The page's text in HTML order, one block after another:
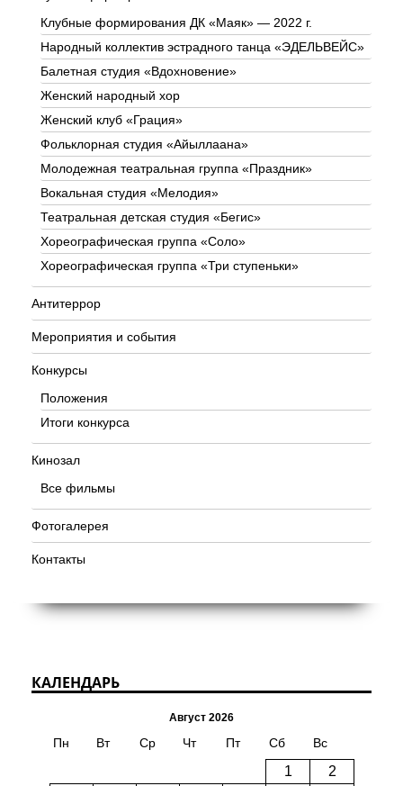
Клубные формирования ДК «Маяк» — 2022 г.
Народный коллектив эстрадного танца «ЭДЕЛЬВЕЙС»
Балетная студия «Вдохновение»
Женский народный хор
Женский клуб «Грация»
Фольклорная студия «Айыллаана»
Молодежная театральная группа «Праздник»
Вокальная студия «Мелодия»
Театральная детская студия «Бегис»
Хореографическая группа «Соло»
Хореографическая группа «Три ступеньки»
Антитеррор
Мероприятия и события
Конкурсы
Положения
Итоги конкурса
Кинозал
Все фильмы
Фотогалерея
Контакты
КАЛЕНДАРЬ
Август 2026
Пн Вт Ср Чт Пт Сб Вс
1
2